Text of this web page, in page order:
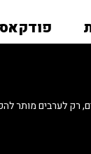
רק לערבים מותר